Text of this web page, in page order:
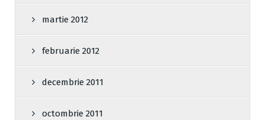
martie 2012
februarie 2012
decembrie 2011
octombrie 2011